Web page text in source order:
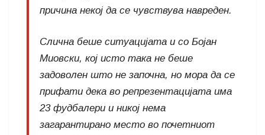
причина некој да се чувствува навреден.
Слична беше ситуацијата и со Бојан
Миовски, кој исто така не беше
задоволен што не започна, но мора да се
прифати дека во репрезентацијата има
23 фудбалери и никој нема
загарантирано место во почетниот